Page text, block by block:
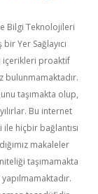
Bilgi Teknolojileri
Yer Sağlayıcı
içerikleri proaktif
bulunmamaktadır.
taşımakta olup,
Bu internet
hiçbir bağlantısı
makaleler
taşımamakta